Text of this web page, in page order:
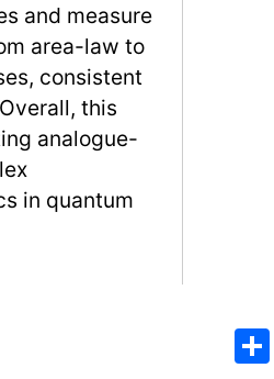
and measure
area-law to
consistent
this
analogue-
in quantum
Reddit